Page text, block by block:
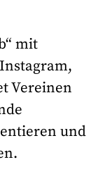
mit
Vereinen
und